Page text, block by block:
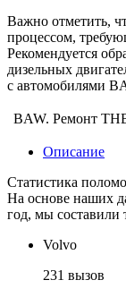
Важно отметить,
процессом,
Рекомендуется
дизельных
с автомобилями
BAW. Ремонт
Описание
Статистика
На основе наших
год, мы
Volvo
231 вызов